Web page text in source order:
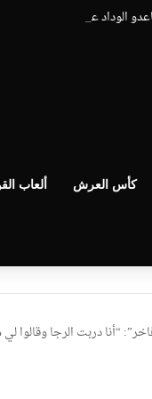
الوداد عيط ليهم قاضي
كأس العرش ألعاب
“أنا دربت الرجا وقالوا